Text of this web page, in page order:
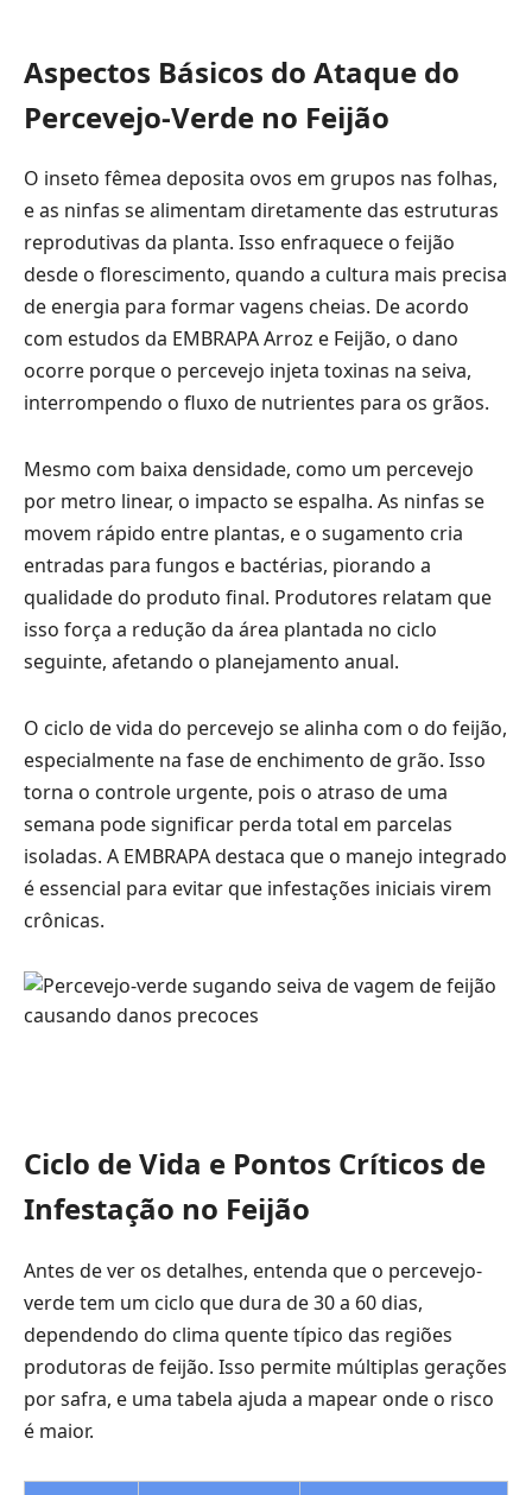
Aspectos Básicos do Ataque do
Percevejo-Verde no Feijão
O inseto fêmea deposita ovos em grupos nas folhas,
e as ninfas se alimentam diretamente das estruturas
reprodutivas da planta. Isso enfraquece o feijão
desde o florescimento, quando a cultura mais precisa
de energia para formar vagens cheias. De acordo
com estudos da EMBRAPA Arroz e Feijão, o dano
ocorre porque o percevejo injeta toxinas na seiva,
interrompendo o fluxo de nutrientes para os grãos.
Mesmo com baixa densidade, como um percevejo
por metro linear, o impacto se espalha. As ninfas se
movem rápido entre plantas, e o sugamento cria
entradas para fungos e bactérias, piorando a
qualidade do produto final. Produtores relatam que
isso força a redução da área plantada no ciclo
seguinte, afetando o planejamento anual.
O ciclo de vida do percevejo se alinha com o do feijão,
especialmente na fase de enchimento de grão. Isso
torna o controle urgente, pois o atraso de uma
semana pode significar perda total em parcelas
isoladas. A EMBRAPA destaca que o manejo integrado
é essencial para evitar que infestações iniciais virem
crônicas.
Ciclo de Vida e Pontos Críticos de
Infestação no Feijão
Antes de ver os detalhes, entenda que o percevejo-
verde tem um ciclo que dura de 30 a 60 dias,
dependendo do clima quente típico das regiões
produtoras de feijão. Isso permite múltiplas gerações
por safra, e uma tabela ajuda a mapear onde o risco
é maior.